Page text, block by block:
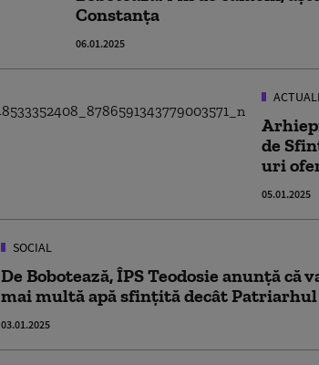
Constanța
06.01.2025
de
uri
05.01.2025
SOCIAL
De Bobotează, ÎPS Teodosie anunță
mai multă apă sfințită decât
03.01.2025